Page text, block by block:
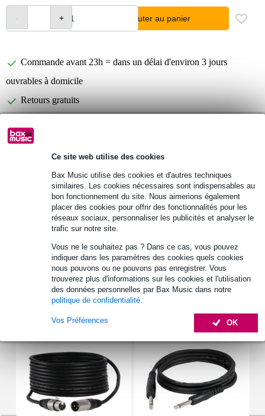
Ce site web utilise des cookies
Bax Music utilise des cookies et d'autres techniques
similaires. Les cookies nécessaires sont indispensables au
bon fonctionnement du site. Nous aimerions également
placer des cookies pour offrir des fonctionnalités pour les
réseaux sociaux, personnaliser les publicités et analyser le
trafic sur notre site.
Vous ne le souhaitez pas ? Dans ce cas, vous pouvez
indiquer dans les paramètres des cookies quels cookies
nous pouvons ou ne pouvons pas enregistrer. Vous
trouverez plus d'informations sur les cookies et l'utilisation
des données personnelles par Bax Music dans notre
politique de confidentialité.
OK
Vos Préférences
Ajouter au panier
Commande avant 23h = dans un délai d'environ 3 jours
ouvrables à domicile
Retours gratuits
Informations
LD Systems Sac à dos ANNY 8
épaisseur : 8 mm
Afficher toutes les caractéristiques du produit
Accessoires (14)